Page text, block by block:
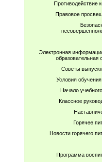
Противодействие
Правовое
Электронная
образовательная
Советы
Условия обучения
Начало
Классное
Горячее
Новости горячего
Программа